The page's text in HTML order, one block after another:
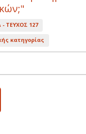
- ΤΕΥΧΟΣ 127
κατηγορίας